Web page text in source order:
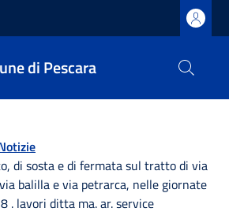
di Pescara
di sosta e di fermata sul tratto di via
balilla e via petrarca, nelle giornate
. lavori ditta ma. ar. service